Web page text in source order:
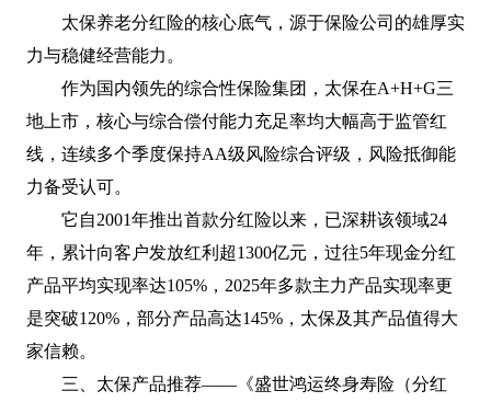
太保养老分红险的核心底气，源于保险公司的雄厚实
力与稳健经营能力。
作为国内领先的综合性保险集团，太保在A+H+G三
地上市，核心与综合偿付能力充足率均大幅高于监管红
线，连续多个季度保持AA级风险综合评级，风险抵御能
力备受认可。
它自2001年推出首款分红险以来，已深耕该领域24
年，累计向客户发放红利超1300亿元，过往5年现金分红
产品平均实现率达105%，2025年多款主力产品实现率更
是突破120%，部分产品高达145%，太保及其产品值得大
家信赖。
三、太保产品推荐——《盛世鸿运终身寿险（分红